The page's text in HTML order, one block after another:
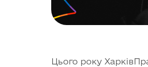
Цього року